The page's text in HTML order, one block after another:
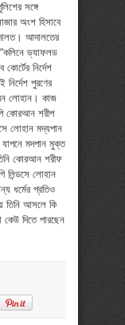
সঙ্গে
অংশ হিসাবে
আদালতের
ড্যাফলড
নির্দেশ
নির্দেশ পুরণের
লোহান। কাজ
কোরআন শরীপ
লোহান মদ্যপান
মদপান মুক্ত
কোরআন শরীফ
লিন্ডসে লোহান
ধর্মের প্রতিও
তিনি আসলে কি
দিতে পারছেন